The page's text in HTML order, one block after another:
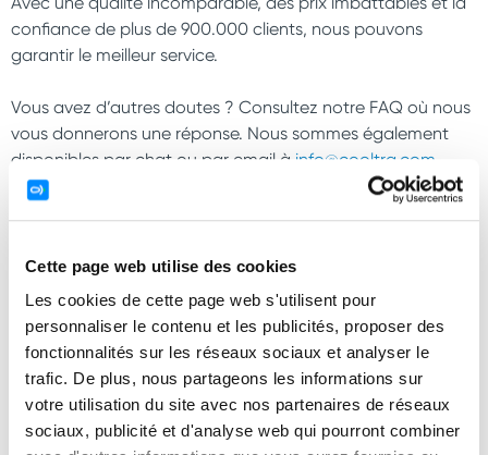
Cette page web utilise des cookies
Les cookies de cette page web s'utilisent pour
personnaliser le contenu et les publicités, proposer des
fonctionnalités sur les réseaux sociaux et analyser le
trafic. De plus, nous partageons les informations sur
votre utilisation du site avec nos partenaires de réseaux
sociaux, publicité et d'analyse web qui pourront combiner
confiance de plus de 900.000 clients, nous pouvons
garantir le meilleur service.
Vous avez d’autres doutes ? Consultez notre FAQ où nous
vous donnerons une réponse. Nous sommes également
disponibles par chat ou par email à info@cooltra.com
Une flotte de plus de 17 000 véhicules actuellement
Plus de 100 points de location
Le meilleur prix garanti
Présence dans les principales villes touristiques
d'Europe
Assurance tous risques avec franchise
Assistance routière 24h/24h